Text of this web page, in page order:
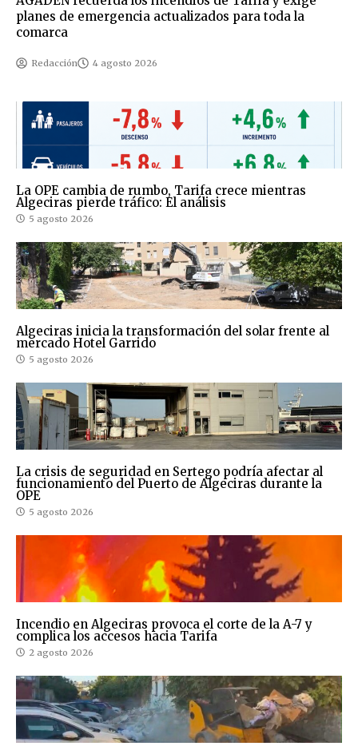
planes de emergencia actualizados para toda la
comarca
Redacción 4 agosto 2026
La OPE cambia de rumbo, Tarifa crece mientras
Algeciras pierde tráfico: El análisis
5 agosto 2026
Algeciras inicia la transformación del solar frente al
mercado Hotel Garrido
5 agosto 2026
La crisis de seguridad en Sertego podría afectar al
funcionamiento del Puerto de Algeciras durante la
OPE
5 agosto 2026
Incendio en Algeciras provoca el corte de la A-7 y
complica los accesos hacia Tarifa
2 agosto 2026